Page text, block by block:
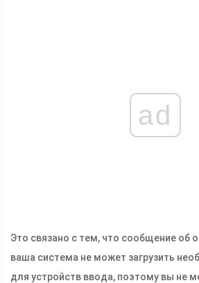
ad
Это связано с тем, что сообщение об
ваша система не может загрузить
для устройств ввода, поэтому вы не